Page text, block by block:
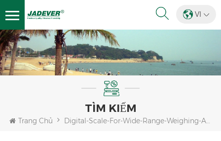
VI
TÌM KIẾM
Trang Chủ Digital-Scale-For-Wide-Range-Weighing-Applications